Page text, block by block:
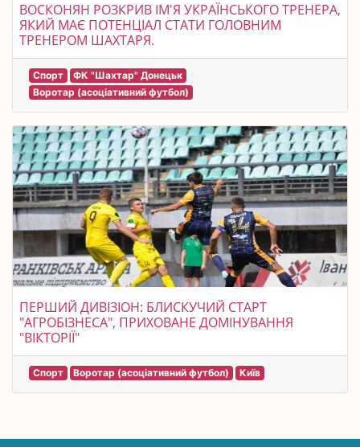
ВОСКОНЯН РОЗКРИВ ІМ'Я УКРАЇНСЬКОГО ТРЕНЕРА,
ЯКИЙ МАЄ ПОТЕНЦІАЛ СТАТИ ГОЛОВНИМ
ТРЕНЕРОМ ШАХТАРЯ.
Спорт
ФК "Шахтар" Донецьк
Воротар (асоціативний футбол)
ПЕРШИЙ ДИВІЗІОН: БЛИСКУЧИЙ СТАРТ
"АГРОБІЗНЕСА", ПРИХОВАНЕ ДОМІНУВАННЯ
"ВІКТОРІЇ"
Спорт Воротар (асоціативний футбол) Київ